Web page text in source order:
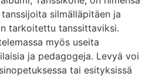
silmälläpitäen ja
tarkoitettu tanssittaviksi.
myös useita
ja pedagogeja. Levyä voi
tai esityksissä